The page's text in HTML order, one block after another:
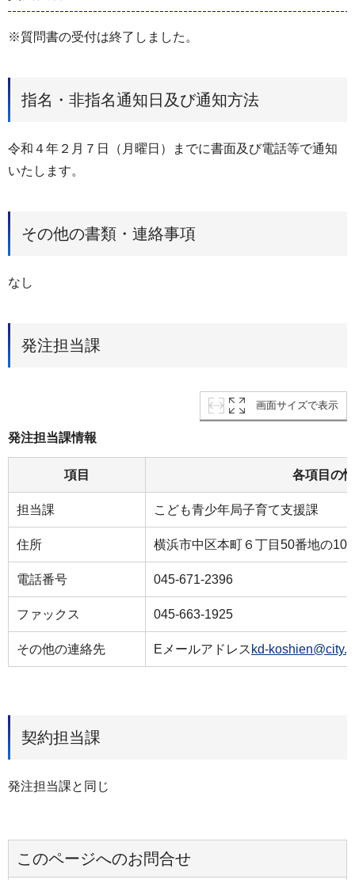
※質問書の受付は終了しました。
指名・非指名通知日及び通知方法
令和４年２月７日（月曜日）までに書面及び電話等で通知
いたします。
その他の書類・連絡事項
なし
発注担当課
画面サイズで表示
発注担当課情報
項目 各項目の
担当課 こども青少年局子育て支援課
住所 横浜市中区本町６丁目50番地の10
電話番号 045-671-2396
ファックス 045-663-1925
その他の連絡先 Eメールアドレス kd-
契約担当課
発注担当課と同じ
このページへのお問合せ